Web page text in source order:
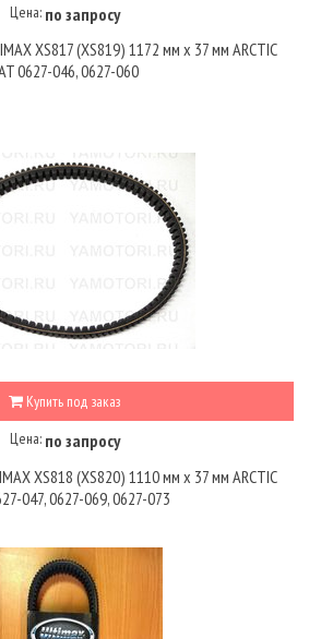
Цена: по запросу
XS817 (XS819) 1172 мм х 37 мм ARCTIC
0627-046, 0627-060
Купить под заказ
Цена: по запросу
XS818 (XS820) 1110 мм х 37 мм ARCTIC
047, 0627-069, 0627-073